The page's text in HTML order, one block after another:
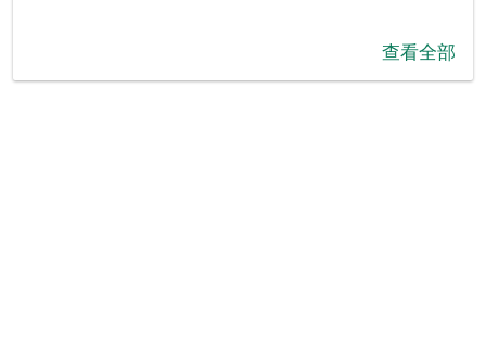
查看全部